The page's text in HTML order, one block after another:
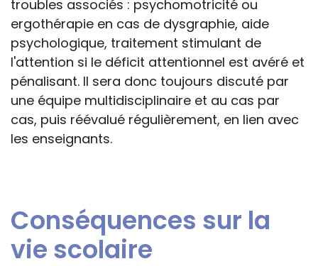
troubles associés : psychomotricité ou
ergothérapie en cas de dysgraphie, aide
psychologique, traitement stimulant de
l'attention si le déficit attentionnel est avéré et
pénalisant. Il sera donc toujours discuté par
une équipe multidisciplinaire et au cas par
cas, puis réévalué régulièrement, en lien avec
les enseignants.
Conséquences sur la
vie scolaire